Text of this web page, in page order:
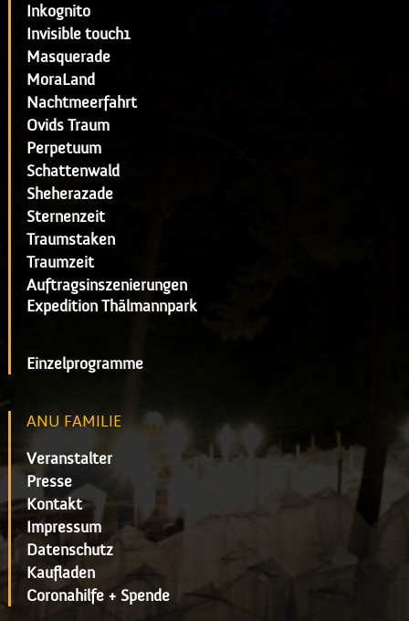
Inkognito
Invisible touch1
Masquerade
MoraLand
Nachtmeerfahrt
Ovids Traum
Perpetuum
Schattenwald
Sheherazade
Sternenzeit
Traumstaken
Traumzeit
Auftragsinszenierungen
Expedition Thälmannpark
Einzelprogramme
ANU FAMILIE
Veranstalter
Presse
Kontakt
Impressum
Datenschutz
Kaufladen
Coronahilfe + Spende